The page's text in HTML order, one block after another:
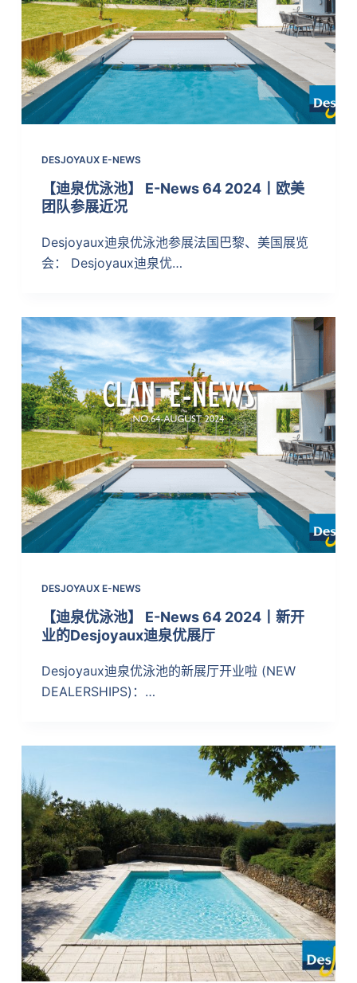
DESJOYAUX E-NEWS
【迪泉优泳池】 E-News 64 2024丨欧美
团队参展近况
Desjoyaux迪泉优泳池参展法国巴黎、美国展览
会： Desjoyaux迪泉优…
DESJOYAUX E-NEWS
【迪泉优泳池】 E-News 64 2024丨新开
业的Desjoyaux迪泉优展厅
Desjoyaux迪泉优泳池的新展厅开业啦 (NEW
DEALERSHIPS)：…